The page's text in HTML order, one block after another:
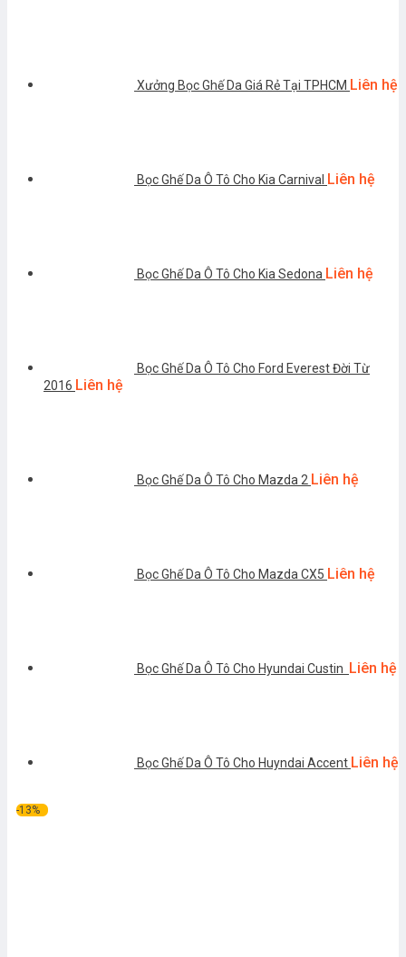
Xưởng Bọc Ghế Da Giá Rẻ Tại TPHCM Liên hệ
Bọc Ghế Da Ô Tô Cho Kia Carnival Liên hệ
Bọc Ghế Da Ô Tô Cho Kia Sedona Liên hệ
Bọc Ghế Da Ô Tô Cho Ford Everest Đời Từ
2016 Liên hệ
Bọc Ghế Da Ô Tô Cho Mazda 2 Liên hệ
Bọc Ghế Da Ô Tô Cho Mazda CX5 Liên hệ
Bọc Ghế Da Ô Tô Cho Hyundai Custin Liên hệ
Bọc Ghế Da Ô Tô Cho Huyndai Accent Liên hệ
-13%